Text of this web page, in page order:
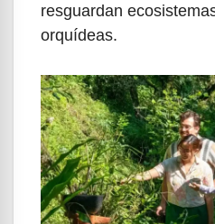
resguardan
orquídeas.